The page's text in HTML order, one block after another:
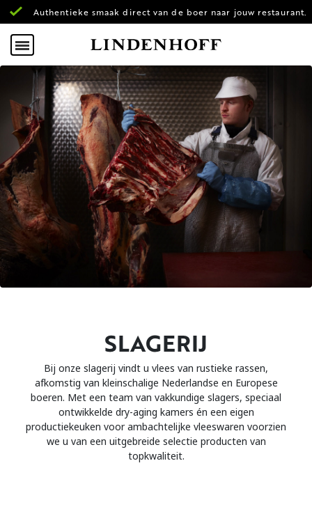
Authentieke smaak direct van de boer naar jouw restaurant.
SLAGERIJ
Bij onze slagerij vindt u vlees van rustieke rassen,
afkomstig van kleinschalige Nederlandse en Europese
boeren. Met een team van vakkundige slagers, speciaal
ontwikkelde dry-aging kamers én een eigen
productiekeuken voor ambachtelijke vleeswaren voorzien
we u van een uitgebreide selectie producten van
topkwaliteit.